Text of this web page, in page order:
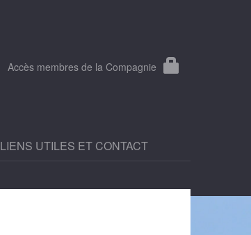
Accès membres de la Compagnie
LIENS UTILES ET CONTACT